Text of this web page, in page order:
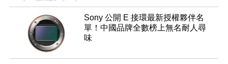
Sony 公開 E 接環最新授權夥伴名
單！中國品牌全數榜上無名耐人尋
味